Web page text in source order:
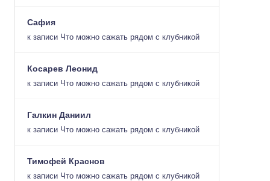
Сафия
к записи Что можно сажать рядом с клубникой
Косарев Леонид
к записи Что можно сажать рядом с клубникой
Галкин Даниил
к записи Что можно сажать рядом с клубникой
Тимофей Краснов
к записи Что можно сажать рядом с клубникой